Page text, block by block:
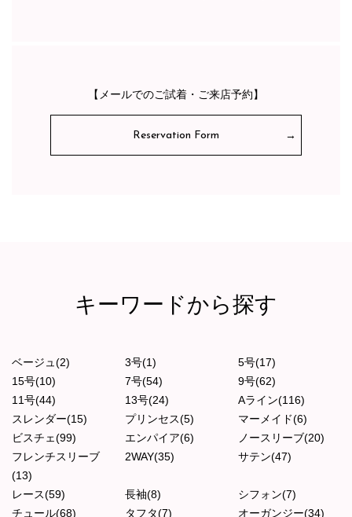
【メールでのご試着・ご来店予約】
Reservation Form
キーワードから探す
ベージュ(2) 3号(1)
5号(17)
15号(10)
7号(54)
9号(62)
11号(44)
13号(24)
Aライン(116)
スレンダー(15)
プリンセス(5)
マーメイド(6)
ビスチェ(99)
エンパイア(6)
ノースリーブ(20)
フレンチスリーブ
(13)
2WAY(35) サテン(47)
レース(59) 長袖(8)
シフォン(7)
チュール(68)
タフタ(7) オーガンジー(34)